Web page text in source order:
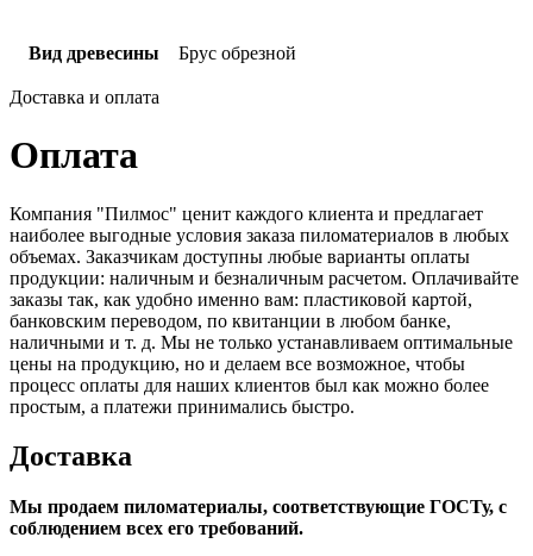
Вид древесины Брус обрезной
Доставка и оплата
Оплата
Компания "Пилмос" ценит каждого клиента и предлагает
наиболее выгодные условия заказа пиломатериалов в любых
объемах. Заказчикам доступны любые варианты оплаты
продукции: наличным и безналичным расчетом. Оплачивайте
заказы так, как удобно именно вам: пластиковой картой,
банковским переводом, по квитанции в любом банке,
наличными и т. д. Мы не только устанавливаем оптимальные
цены на продукцию, но и делаем все возможное, чтобы
процесс оплаты для наших клиентов был как можно более
простым, а платежи принимались быстро.
Доставка
Мы продаем пиломатериалы, соответствующие ГОСТу, с
соблюдением всех его требований.